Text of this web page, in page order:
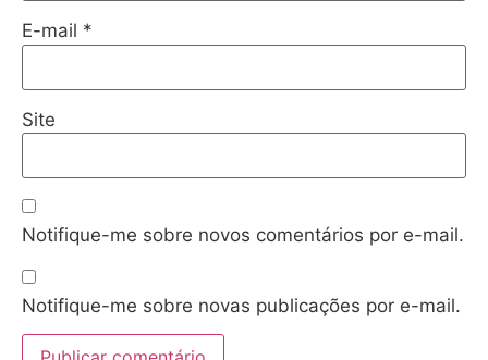
E-mail *
Site
Notifique-me sobre novos comentários por e-mail.
Notifique-me sobre novas publicações por e-mail.